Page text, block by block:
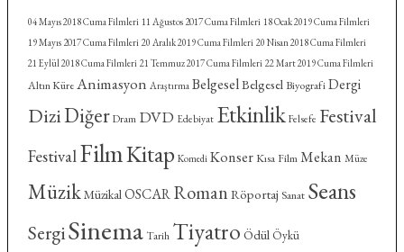
04 Mayıs 2018 Cuma Filmleri 11 Ağustos 2017 Cuma Filmleri 18 Ocak 2019 Cuma Filmleri
19 Mayıs 2017 Cuma Filmleri 20 Aralık 2019 Cuma Filmleri 20 Nisan 2018 Cuma Filmleri
21 Eylül 2018 Cuma Filmleri 21 Temmuz 2017 Cuma Filmleri 22 Mart 2019 Cuma Filmleri
Altın Küre Animasyon Araştırma BelgeselBelgesel Biyografi Dergi
DiziDiğer Dram DVD Edebiyat Etkinlik Felsefe Festival
FestivalFilmKitap Komedi Konser Kısa Film Mekan Müze
MüzikMüzikalOSCAR RomanRöportaj Sanat Seans
SergiSinema Tarih Tiyatro Ödül Öykü